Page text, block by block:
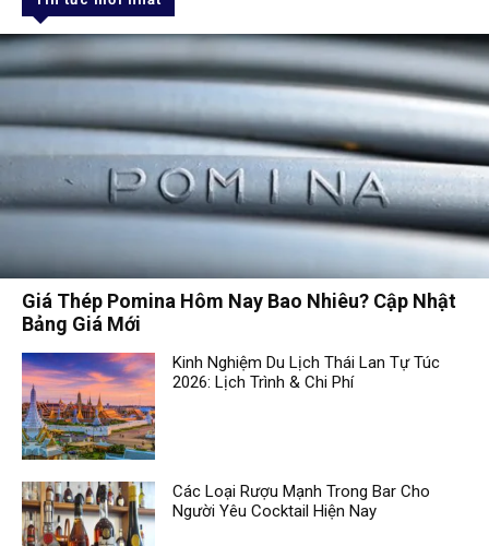
Giá Thép Pomina Hôm Nay Bao Nhiêu? Cập Nhật
Bảng Giá Mới
Kinh Nghiệm Du Lịch Thái Lan Tự Túc
2026: Lịch Trình & Chi Phí
Các Loại Rượu Mạnh Trong Bar Cho
Người Yêu Cocktail Hiện Nay